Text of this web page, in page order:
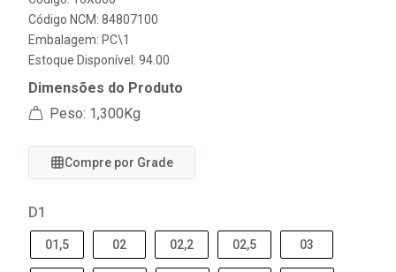
Código NCM: 84807100
Embalagem: PC\1
Estoque Disponível: 94.00
Dimensões do Produto
Peso: 1,300Kg
Compre por Grade
D1
01,5 02 02,2 02,5 03